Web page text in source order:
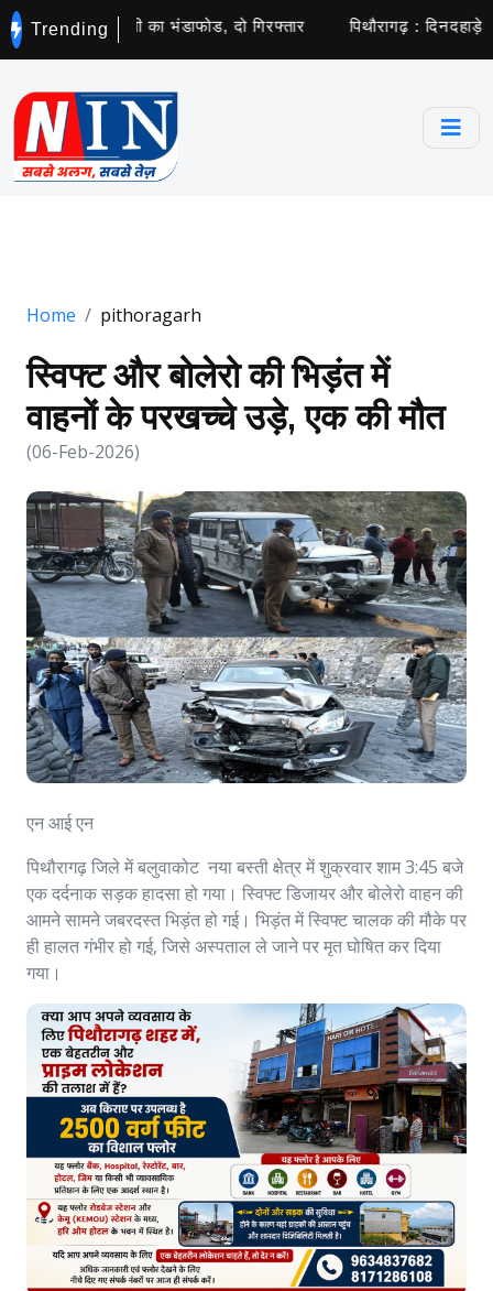
Trending
की साइबर ठगी का भंडाफोड, दो गिरफ्तार पिथौरागढ़ : दिनदहाड़े
Home pithoragarh
स्विफ्ट और बोलेरो की भिड़ंत में
वाहनों के परखच्चे उड़े, एक की मौत
(06-Feb-2026)
एन आई एन
पिथौरागढ़ जिले में बलुवाकोट नया बस्ती क्षेत्र में शुक्रवार शाम 3:45 बजे
एक दर्दनाक सड़क हादसा हो गया। स्विफ्ट डिजायर और बोलेरो वाहन की
आमने सामने जबरदस्त भिड़ंत हो गई। भिड़ंत में स्विफ्ट चालक की मौके पर
ही हालत गंभीर हो गई, जिसे अस्पताल ले जाने पर मृत घोषित कर दिया
गया।